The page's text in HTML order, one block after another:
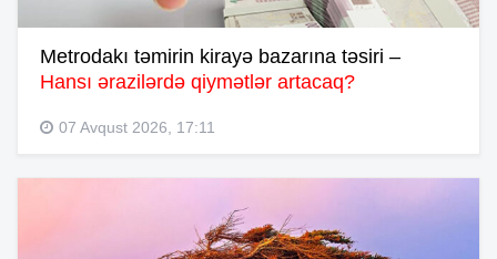
Metrodakı təmirin kirayə bazarına təsiri –
Hansı ərazilərdə qiymətlər artacaq?
07 Avqust 2026, 17:11